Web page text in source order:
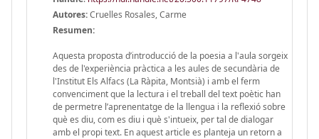
Autores:Cruelles Rosales, Carme
Resumen:
Aquesta proposta d’introducció de la poesia a l'aula sorgeix
des de l'experiència pràctica a les aules de secundària de
l'Institut Els Alfacs (La Ràpita, Montsià) i amb el ferm
convenciment que la lectura i el treball del text poètic han
de permetre l’aprenentatge de la llengua i la reflexió sobre
què es diu, com es diu i què s'intueix, per tal de dialogar
amb el propi text. En aquest article es planteja un retorn a